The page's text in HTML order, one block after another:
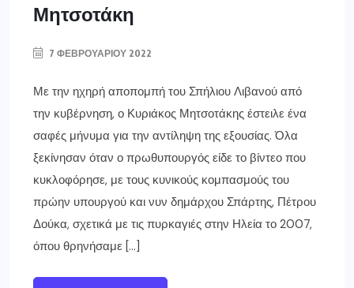
Μητσοτάκη
7 ΦΕΒΡΟΥΑΡΊΟΥ 2022
Με την ηχηρή αποπομπή του Σπήλιου Λιβανού από
την κυβέρνηση, ο Κυριάκος Μητσοτάκης έστειλε ένα
σαφές μήνυμα για την αντίληψη της εξουσίας. Όλα
ξεκίνησαν όταν ο πρωθυπουργός είδε το βίντεο που
κυκλοφόρησε, με τους κυνικούς κομπασμούς του
πρώην υπουργού και νυν δημάρχου Σπάρτης, Πέτρου
Δούκα, σχετικά με τις πυρκαγιές στην Ηλεία το 2007,
όπου θρηνήσαμε […]